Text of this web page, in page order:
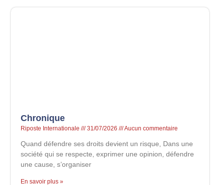
Chronique
Riposte Internationale 31/07/2026 Aucun commentaire
Quand défendre ses droits devient un risque, Dans une
société qui se respecte, exprimer une opinion, défendre
une cause, s’organiser
En savoir plus »